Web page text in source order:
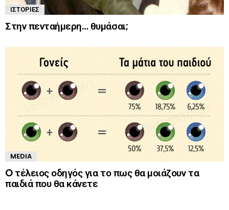
ΙΣΤΟΡΊΕΣ
Στην πενταήμερη… θυμάσαι;
MEDIA
O τέλειος οδηγός για το πως θα μοιάζουν τα
παιδιά που θα κάνετε